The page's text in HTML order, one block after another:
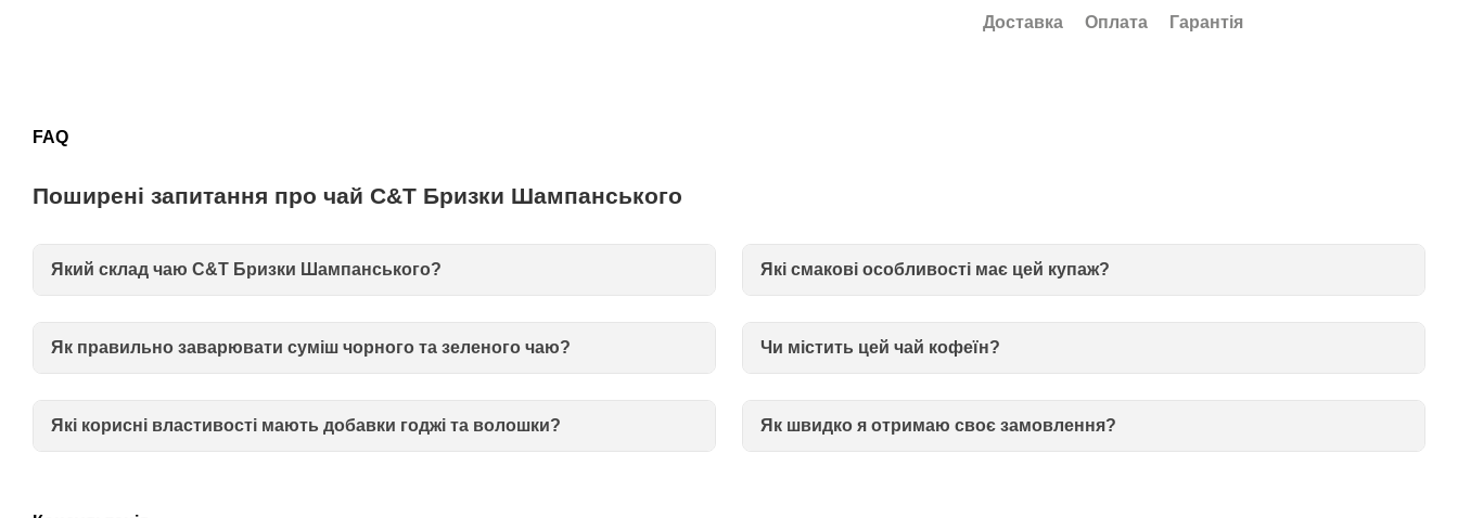
Доставка Оплата Гарантія
FAQ
Поширені запитання про чай C&T Бризки Шампанського
Який склад чаю C&T Бризки Шампанського? Які смакові особливості має цей купаж?
Як правильно заварювати суміш чорного та зеленого чаю? Чи містить цей чай кофеїн?
Які корисні властивості мають добавки годжі та волошки? Як швидко я отримаю своє замовлення?